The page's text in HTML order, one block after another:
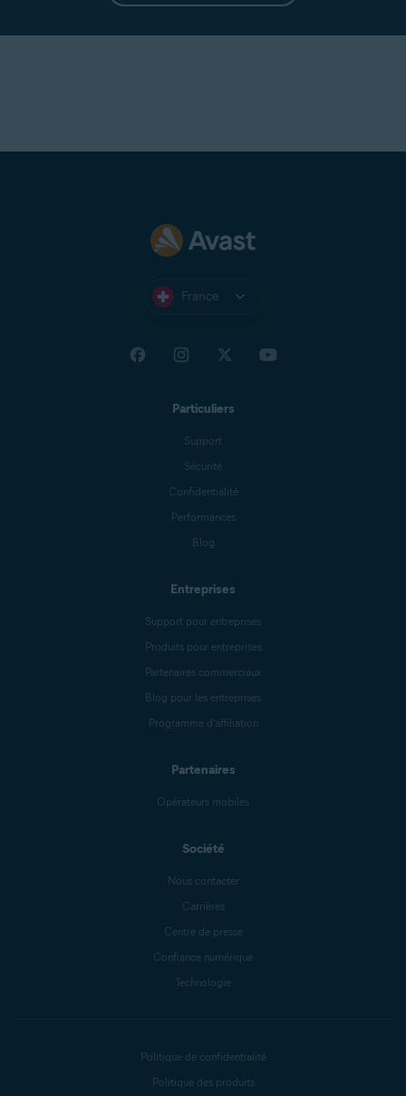
France
Particuliers
Support
Sécurité
Confidentialité
Performances
Blog
Entreprises
Support pour entreprises
Produits pour entreprises
Partenaires commerciaux
Blog pour les entreprises
Programme d’affiliation
Partenaires
Opérateurs mobiles
Société
Nous contacter
Carrières
Centre de presse
Confiance numérique
Technologie
Politique de confidentialité
Politique des produits